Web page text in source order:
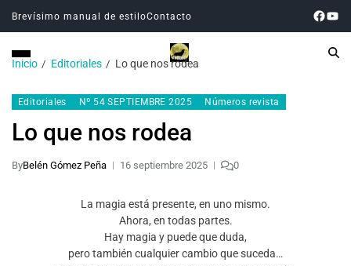
Brevísimo manual de estiloContacto
Inicio Editoriales Lo que nos rodea
Editoriales Nº 54 SEPTIEMBRE 2025 Números revista
Lo que nos rodea
ByBelén Gómez Peña 16 septiembre 2025 0
La magia está presente, en uno mismo.
Ahora, en todas partes.
Hay magia y puede que duda,
pero también cualquier cambio que suceda…